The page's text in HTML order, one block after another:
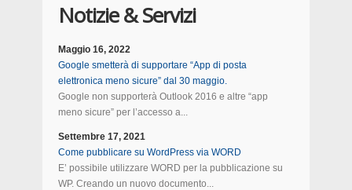
Notizie & Servizi
Maggio 16, 2022
Google smetterà di supportare “App di posta
elettronica meno sicure” dal 30 maggio.
Google non supporterà Outlook 2016 e altre “app
meno sicure” per l’accesso a...
Settembre 17, 2021
Come pubblicare su WordPress via WORD
E’ possibile utilizzare WORD per la pubblicazione su
WP. Creando un nuovo documento...